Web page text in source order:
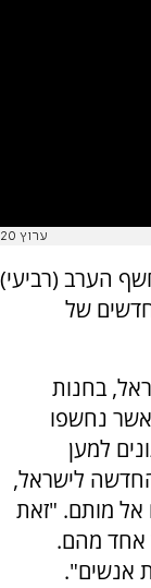
ערוץ 20
הערב (רביעי)
החדשים של
בחנות
אשר נחשפו
למען
לישראל,
מותם. "זאת
אחד מהם.
אנשים".